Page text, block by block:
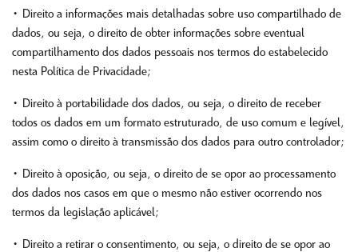
• Direito a informações mais detalhadas sobre uso compartilhado de
dados, ou seja, o direito de obter informações sobre eventual
compartilhamento dos dados pessoais nos termos do estabelecido
nesta Política de Privacidade;
• Direito à portabilidade dos dados, ou seja, o direito de receber
todos os dados em um formato estruturado, de uso comum e legível,
assim como o direito à transmissão dos dados para outro controlador;
• Direito à oposição, ou seja, o direito de se opor ao processamento
dos dados nos casos em que o mesmo não estiver ocorrendo nos
termos da legislação aplicável;
• Direito a retirar o consentimento, ou seja, o direito de se opor ao